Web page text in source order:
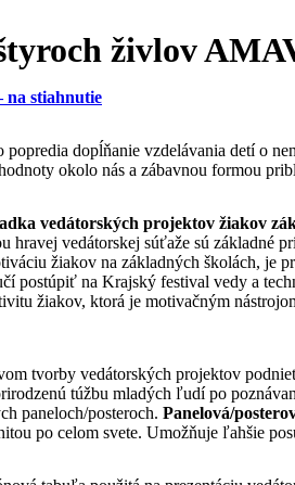
živlov
na stiahnutie
popredia dopĺňanie vzdelávania detí o
okolo nás a zábavnou formou
vedátorských projektov žiakov
hravej vedátorskej súťaže sú základné
žiakov na základných školách, je
postúpiť na Krajský festival vedy a
žiakov, ktorá je motivačným
tvorby vedátorských projektov
túžbu mladých ľudí po
paneloch/posteroch. Panelová/
po celom svete. Umožňuje ľahšie